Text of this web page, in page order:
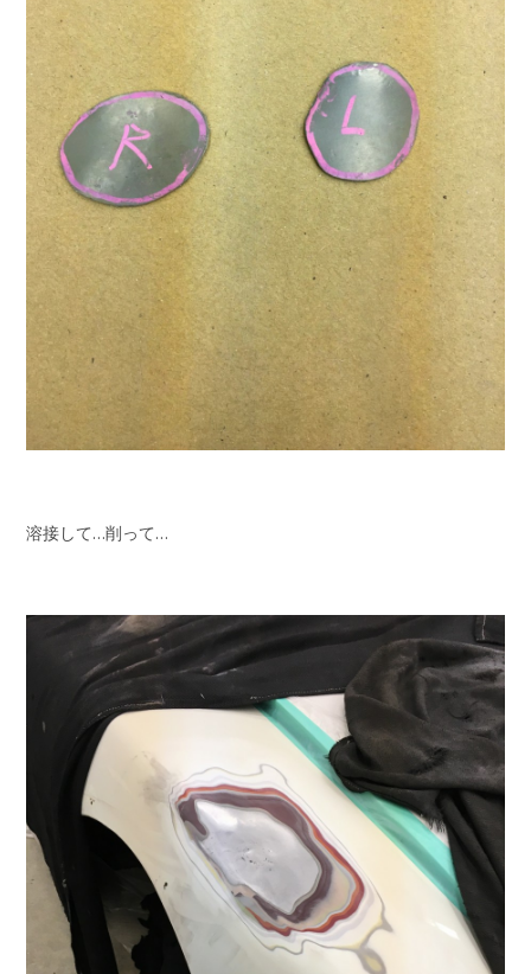
溶接して…削って…